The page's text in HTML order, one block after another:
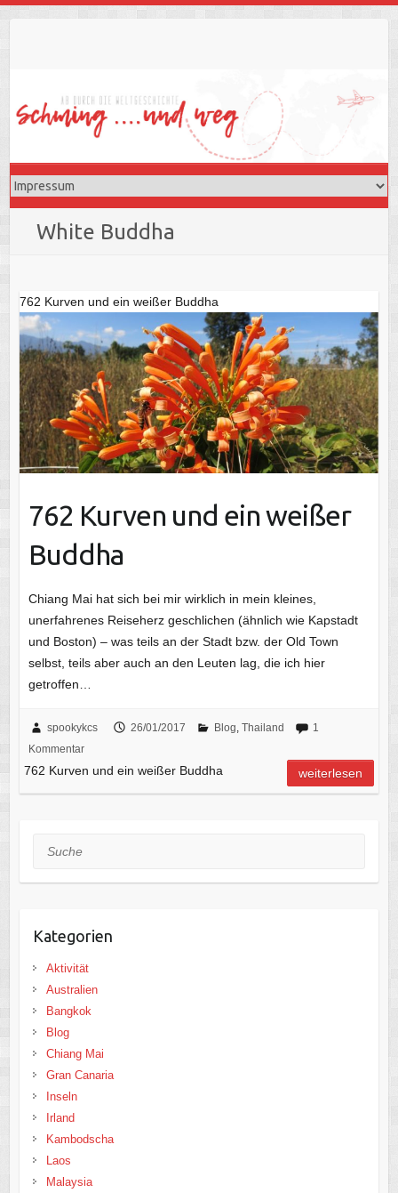
White Buddha
762 Kurven und ein weißer Buddha
762 Kurven und ein weißer
Buddha
Chiang Mai hat sich bei mir wirklich in mein kleines,
unerfahrenes Reiseherz geschlichen (ähnlich wie Kapstadt
und Boston) – was teils an der Stadt bzw. der Old Town
selbst, teils aber auch an den Leuten lag, die ich hier
getroffen…
spookykcs 26/01/2017 Blog Thailand
1
Kommentar
762 Kurven und ein weißer Buddha weiterlesen
Suche
Kategorien
Aktivität
Australien
Bangkok
Blog
Chiang Mai
Gran Canaria
Inseln
Irland
Kambodscha
Laos
Malaysia